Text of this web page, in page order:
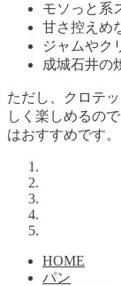
モソっと系
甘さ控えめ
ジャムやク
成城石井の
ただし、クロテ
しく楽しめるの
はおすすめです。
HOME
パン